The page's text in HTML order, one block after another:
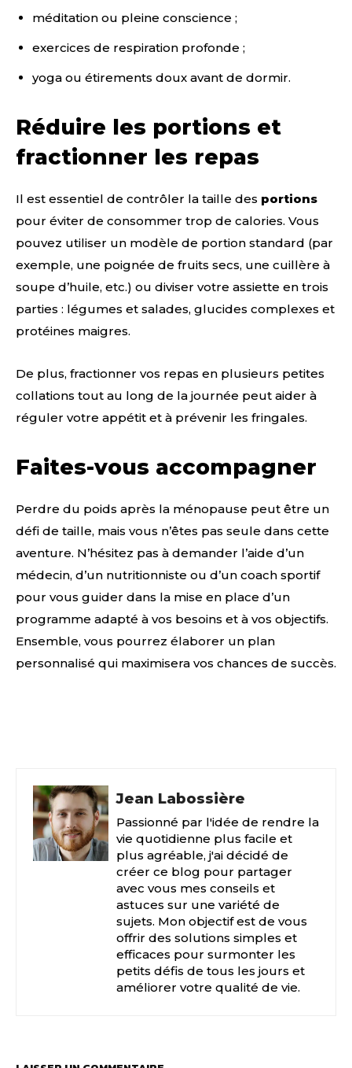
méditation ou pleine conscience ;
exercices de respiration profonde ;
yoga ou étirements doux avant de dormir.
Réduire les portions et
fractionner les repas
Il est essentiel de contrôler la taille des portions
pour éviter de consommer trop de calories. Vous
pouvez utiliser un modèle de portion standard (par
exemple, une poignée de fruits secs, une cuillère à
soupe d’huile, etc.) ou diviser votre assiette en trois
parties : légumes et salades, glucides complexes et
protéines maigres.
De plus, fractionner vos repas en plusieurs petites
collations tout au long de la journée peut aider à
réguler votre appétit et à prévenir les fringales.
Faites-vous accompagner
Perdre du poids après la ménopause peut être un
défi de taille, mais vous n’êtes pas seule dans cette
aventure. N’hésitez pas à demander l’aide d’un
médecin, d’un nutritionniste ou d’un coach sportif
pour vous guider dans la mise en place d’un
programme adapté à vos besoins et à vos objectifs.
Ensemble, vous pourrez élaborer un plan
personnalisé qui maximisera vos chances de succès.
Jean Labossière
Passionné par l'idée de rendre la
vie quotidienne plus facile et
plus agréable, j'ai décidé de
créer ce blog pour partager
avec vous mes conseils et
astuces sur une variété de
sujets. Mon objectif est de vous
offrir des solutions simples et
efficaces pour surmonter les
petits défis de tous les jours et
améliorer votre qualité de vie.